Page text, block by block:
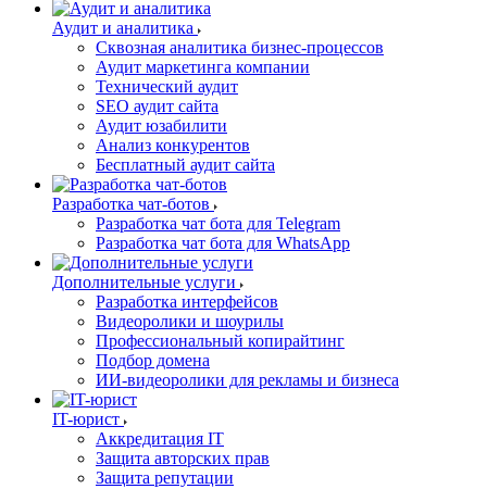
Аудит и аналитика
Сквозная аналитика бизнес-процессов
Аудит маркетинга компании
Технический аудит
SEO аудит сайта
Аудит юзабилити
Анализ конкурентов
Бесплатный аудит сайта
Разработка чат-ботов
Разработка чат бота для Telegram
Разработка чат бота для WhatsApp
Дополнительные услуги
Разработка интерфейсов
Видеоролики и шоурилы
Профессиональный копирайтинг
Подбор домена
ИИ-видеоролики для рекламы и бизнеса
IT-юрист
Аккредитация IT
Защита авторских прав
Защита репутации